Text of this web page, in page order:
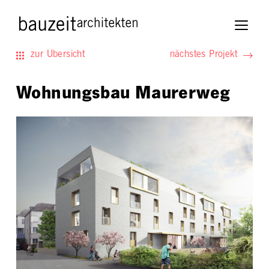
zur Übersicht nächstes Projekt
Wohnungsbau Maurerweg